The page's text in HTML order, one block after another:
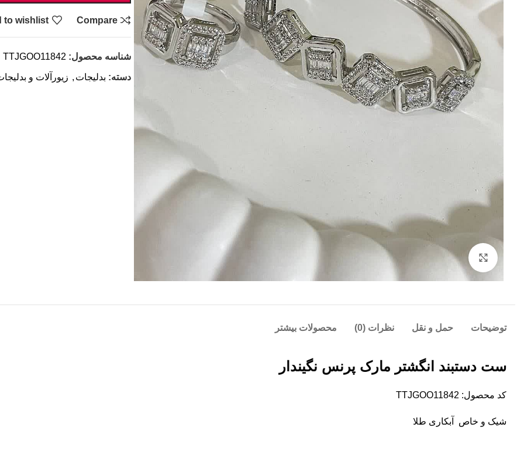
Click to enlarge
Compare
to wishlist
شناسه محصول: TTJGOO11842
دسته: بدلیجات , زیورآلات و
توضیحات حمل و نقل نظرات (0) محصولات بیشتر
ست دستبند انگشتر مارک پرنس نگیندار
کد محصول: TTJGOO11842
شیک و خاص آبکاری طلا